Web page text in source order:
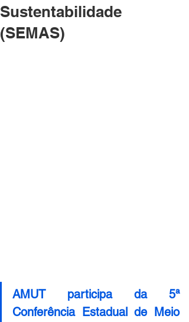
Sustentabilidade
(SEMAS)
AMUT participa da 5ª
Conferência Estadual de Meio